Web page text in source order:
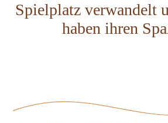
Spielplatz verwandelt
haben ihren